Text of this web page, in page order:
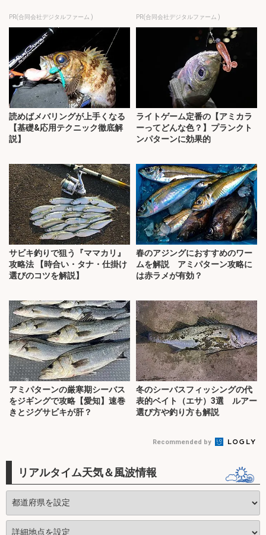
PR(合同会社デジタルファーム ) PR(合同会社デジタルファーム )
読めばメバリングが上手くなる
【基礎&応用テクニック徹底解
説】
ライトゲーム定番の【アミカラ
ーってどんな色？】プランクト
ンパターンに効果的
サビキ釣りで狙う『ママカリ』
攻略法 【時合い・タナ・仕掛け
選びのコツを解説】
春のアジングにおすすめのワー
ムを解説 アミパターン攻略に
は赤ラメが有効？
アミパターンの厳寒期シーバス
をジギングで攻略【愛知】速巻
きとジグサビキが肝？
冬のシーバスフィッシングの代
表的ベイト（エサ）3選 ルアー
選び方や釣り方も解説
Recommended by
リアルタイム天気＆風波情報